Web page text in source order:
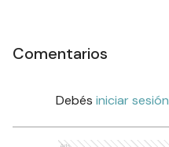
Comentarios
Debés iniciar sesión
Ads